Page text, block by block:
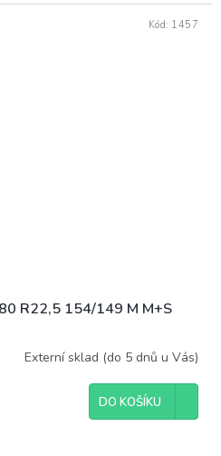
R22,5 154/149 M M+S
Externí sklad (do 5 dnů u Vás)
DO KOŠÍKU
Kód: 1457